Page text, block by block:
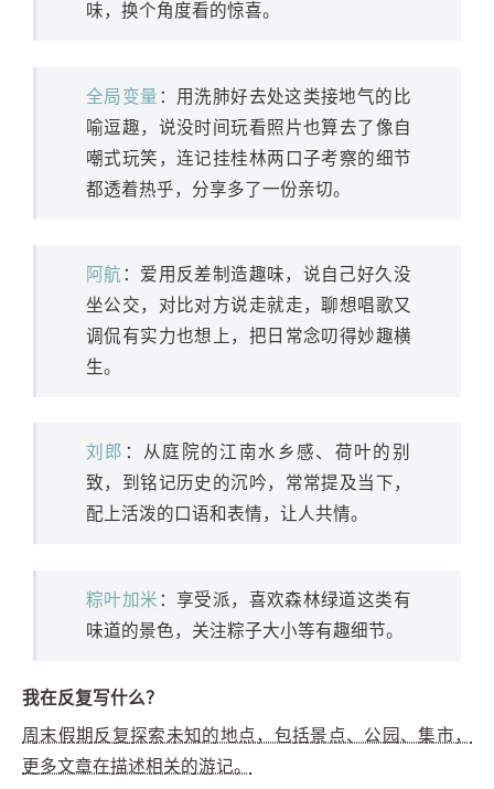
味，换个角度看的惊喜。
全局变量 ：用洗肺好去处这类接地气的比
喻逗趣，说没时间玩看照片也算去了像自
嘲式玩笑，连记挂桂林两口子考察的细节
都透着热乎，分享多了一份亲切。
阿航 ：爱用反差制造趣味，说自己好久没
坐公交，对比对方说走就走，聊想唱歌又
调侃有实力也想上，把日常念叨得妙趣横
生。
刘郎 ：从庭院的江南水乡感、荷叶的别
致，到铭记历史的沉吟，常常提及当下，
配上活泼的口语和表情，让人共情。
粽叶加米 ：享受派，喜欢森林绿道这类有
味道的景色，关注粽子大小等有趣细节。
我在反复写什么？
周末假期反复探索未知的地点，包括景点、公园、集市，
更多文章在描述相关的游记。